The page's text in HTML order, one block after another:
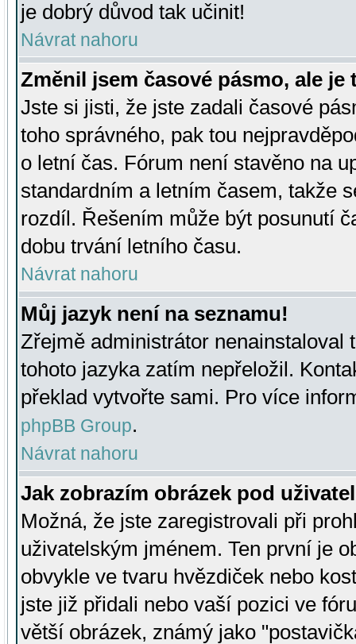
je dobrý důvod tak učinit!
Návrat nahoru
Změnil jsem časové pásmo, ale je
Jste si jisti, že jste zadali časové
toho správného, pak tou
o letní čas. Fórum není stavěno na
standardním a letním časem, takže
rozdíl. Řešením může být posunutí
dobu trvání letního času.
Návrat nahoru
Můj jazyk není na seznamu!
Zřejmě administrátor nenainstaloval
tohoto jazyka zatím nepřeložil.
překlad vytvořte sami. Pro více
phpBB Group.
Návrat nahoru
Jak zobrazím obrázek pod
Možná, že jste zaregistrovali při
uživatelským jménem. Ten první je
obvykle ve tvaru hvězdiček nebo
jste již přidali nebo vaší pozici ve
větší obrázek, známý jako